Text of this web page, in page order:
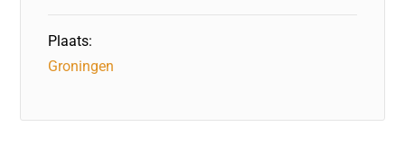
Plaats:
Groningen